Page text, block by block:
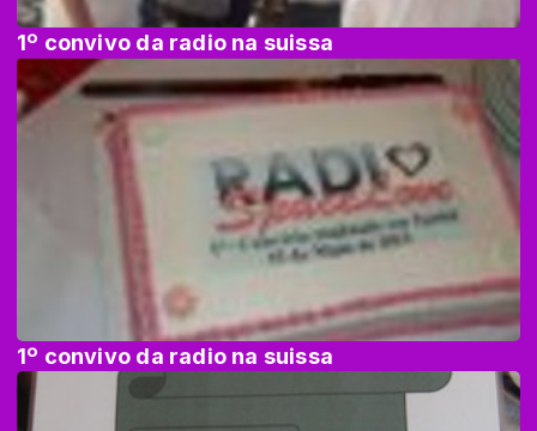
1º convivo da radio na suissa
1º convivo da radio na suissa